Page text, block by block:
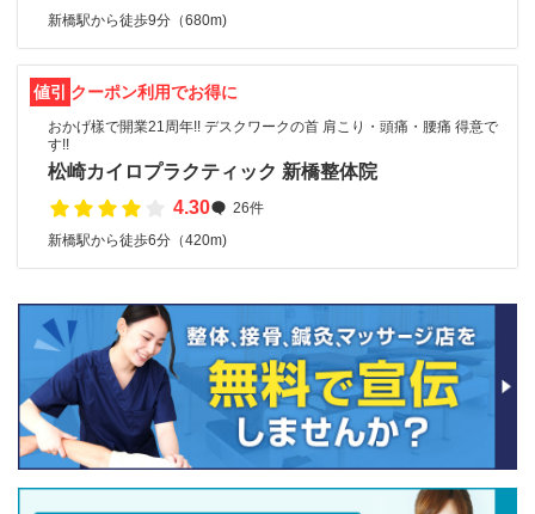
新橋駅から徒歩9分（680m)
値引 クーポン利用でお得に
おかげ樣で開業21周年!! デスクワークの首 肩こり・頭痛・腰痛 得意で
す!!
松崎カイロプラクティック 新橋整体院
4.30
26件
新橋駅から徒歩6分（420m)